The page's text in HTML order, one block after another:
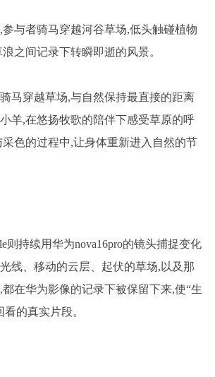
与者骑马穿越河谷草场,低头触碰植物
之间记录下转瞬即逝的风景。
马穿越草场,与自然保持最直接的距离
羊,在悠扬牧歌的陪伴下感受草原的呼
色的过程中,让身体重新进入自然的节
则持续用华为nova16pro的镜头捕捉变化
线、移动的云层、起伏的草场,以及那
在华为影像的记录下被保留下来,使“生
的真实片段。